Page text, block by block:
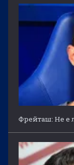
Фрейташ: Не е